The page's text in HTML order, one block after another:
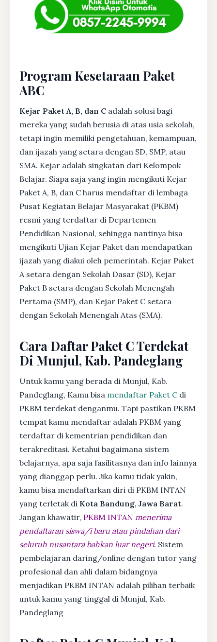
Program Kesetaraan Paket
ABC
Kejar Paket A, B, dan C adalah solusi bagi
mereka yang sudah berusia di atas usia sekolah,
tetapi ingin memiliki pengetahuan, kemampuan,
dan ijazah yang setara dengan SD, SMP, atau
SMA. Kejar adalah singkatan dari Kelompok
Belajar. Siapa saja yang ingin mengikuti Kejar
Paket A, B, dan C harus mendaftar di lembaga
Pusat Kegiatan Belajar Masyarakat (PKBM)
resmi yang terdaftar di Departemen
Pendidikan Nasional, sehingga nantinya bisa
mengikuti Ujian Kejar Paket dan mendapatkan
ijazah yang diakui oleh pemerintah. Kejar Paket
A setara dengan Sekolah Dasar (SD), Kejar
Paket B setara dengan Sekolah Menengah
Pertama (SMP), dan Kejar Paket C setara
dengan Sekolah Menengah Atas (SMA).
Cara Daftar Paket C Terdekat
Di Munjul, Kab. Pandeglang
Untuk kamu yang berada di Munjul, Kab.
Pandeglang, Kamu bisa mendaftar Paket C di
PKBM terdekat denganmu. Tapi pastikan PKBM
tempat kamu mendaftar adalah PKBM yang
terdaftar di kementrian pendidikan dan
terakreditasi. Ketahui bagaimana sistem
belajarnya, apa saja fasilitasnya dan info lainnya
yang dianggap perlu. Jika kamu tidak yakin,
kamu bisa mendaftarkan diri di PKBM INTAN
yang terletak di Kota Bandung, Jawa Barat.
Jangan khawatir, PKBM INTAN menerima
pendaftaran siswa/i baru atau pindahan dari
seluruh nusantara bahkan luar negeri. Sistem
pembelajaran daring/online dengan tutor yang
profesional dan ahli dalam bidangnya
menjadikan PKBM INTAN adalah pilihan terbaik
untuk kamu yang tinggal di Munjul, Kab.
Pandeglang